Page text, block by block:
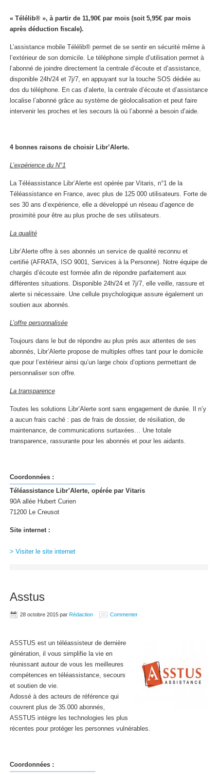
« Télélib® », à partir de 11,90€ par mois (soit 5,95€ par mois
après déduction fiscale).
L’assistance mobile Télélib® permet de se sentir en sécurité même à
l’extérieur de son domicile. Le téléphone simple d’utilisation permet à
l’abonné de joindre directement la centrale d’écoute et d’assistance,
disponible 24h/24 et 7j/7, en appuyant sur la touche SOS dédiée au
dos du téléphone. En cas d’alerte, la centrale d’écoute et d’assistance
localise l’abonné grâce au système de géolocalisation et peut faire
intervenir les proches et les secours là où l’abonné a besoin d’aide.
4 bonnes raisons de choisir Libr’Alerte.
L’expérience du N°1
La Téléassistance Libr’Alerte est opérée par Vitaris, n°1 de la
Téléassistance en France, avec plus de 125 000 utilisateurs. Forte de
ses 30 ans d’expérience, elle a développé un réseau d’agence de
proximité pour être au plus proche de ses utilisateurs.
La qualité
Libr’Alerte offre à ses abonnés un service de qualité reconnu et
certifié (AFRATA, ISO 9001, Services à la Personne). Notre équipe de
chargés d’écoute est formée afin de répondre parfaitement aux
différentes situations. Disponible 24h/24 et 7j/7, elle veille, rassure et
alerte si nécessaire. Une cellule psychologique assure également un
soutien aux abonnés.
L’offre personnalisée
Toujours dans le but de répondre au plus près aux attentes de ses
abonnés, Libr’Alerte propose de multiples offres tant pour le domicile
que pour l’extérieur ainsi qu’un large choix d’options permettant de
personnaliser son offre.
La transparence
Toutes les solutions Libr’Alerte sont sans engagement de durée. Il n’y
a aucun frais caché : pas de frais de dossier, de résiliation, de
maintenance, de communications surtaxées… Une totale
transparence, rassurante pour les abonnés et pour les aidants.
Coordonnées :
Téléassistance Libr’Alerte, opérée par Vitaris
90A allée Hubert Curien
71200 Le Creusot
Site internet :
> Visiter le site internet
Asstus
28 octobre 2015 par Rédaction Commenter
ASSTUS est un téléassisteur de dernière
génération, il vous simplifie la vie en
réunissant autour de vous les meilleures
compétences en téléassistance, secours
et soutien de vie.
Adossé à des acteurs de référence qui
couvrent plus de 35.000 abonnés,
ASSTUS intègre les technologies les plus
récentes pour protéger les personnes vulnérables.
Coordonnées :